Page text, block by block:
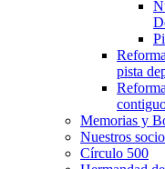
pista
Memorias y
Nuestros
Círculo 500